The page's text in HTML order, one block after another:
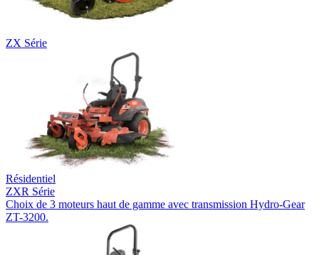
ZX Série
Résidentiel
ZXR Série
Choix de 3 moteurs haut de gamme avec transmission Hydro-Gear
ZT-3200.